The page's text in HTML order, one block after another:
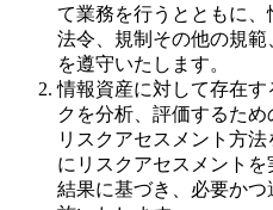
て業務を行うとともに
法令、規制その他の規
を遵守いたします。
情報資産に対して存在
クを分析、評価するた
リスクアセスメント方
にリスクアセスメント
結果に基づき、必要か